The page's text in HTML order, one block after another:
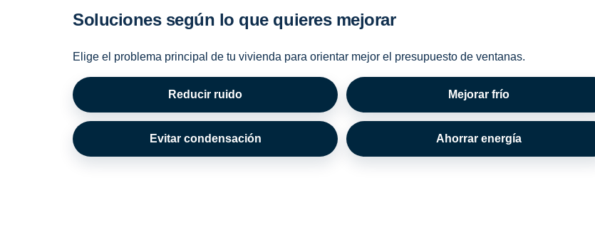
Soluciones según lo que quieres mejorar
Elige el problema principal de tu vivienda para orientar mejor el presupuesto de ventanas.
Reducir ruido Mejorar frío
Evitar condensación Ahorrar energía